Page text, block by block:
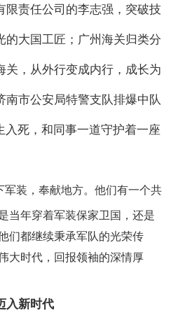
限责任公司的李志强，突破技
的大国工匠；广州海关归类分
关，从外行变成内行，成长为
南市公安局特警支队排爆中队
入死，和同事一道守护着一座
军装，奉献地方。 他们有一个共
当年穿着军装保家卫国，还是
们都继续秉承军队的光荣传
大时代，回报领袖的深情厚
入新时代